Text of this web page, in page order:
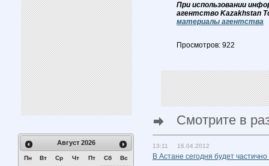
Август 2026
Пн Вт Ср Чт Пт Сб Вс
При использовании
агентство Kazakhstan
материалы агентства
Просмотров: 922
Смотрите в
13:11 16.04.2012
В Астане сегодня будет